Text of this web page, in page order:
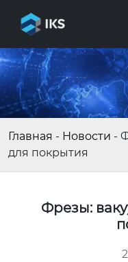
Главная - Новости -
для покрытия
Фрезы: